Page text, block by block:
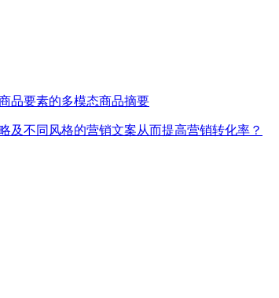
品要素的多模态商品摘要
及不同风格的营销文案从而提高营销转化率？